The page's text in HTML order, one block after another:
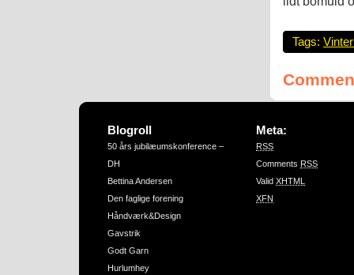
Tags:
Blogroll
50 års jubilæumskonference –
DH
Bettina Andersen
Den faglige forening
Håndværk&Design
Gavstrik
Godt Garn
Hurlumhey
Meta:
RSS
Comments RSS
Valid XHTML
XFN